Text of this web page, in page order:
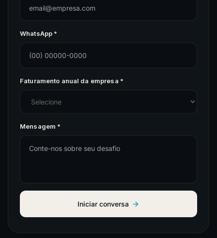
WhatsApp *
Faturamento anual da empresa *
Mensagem *
Iniciar conversa